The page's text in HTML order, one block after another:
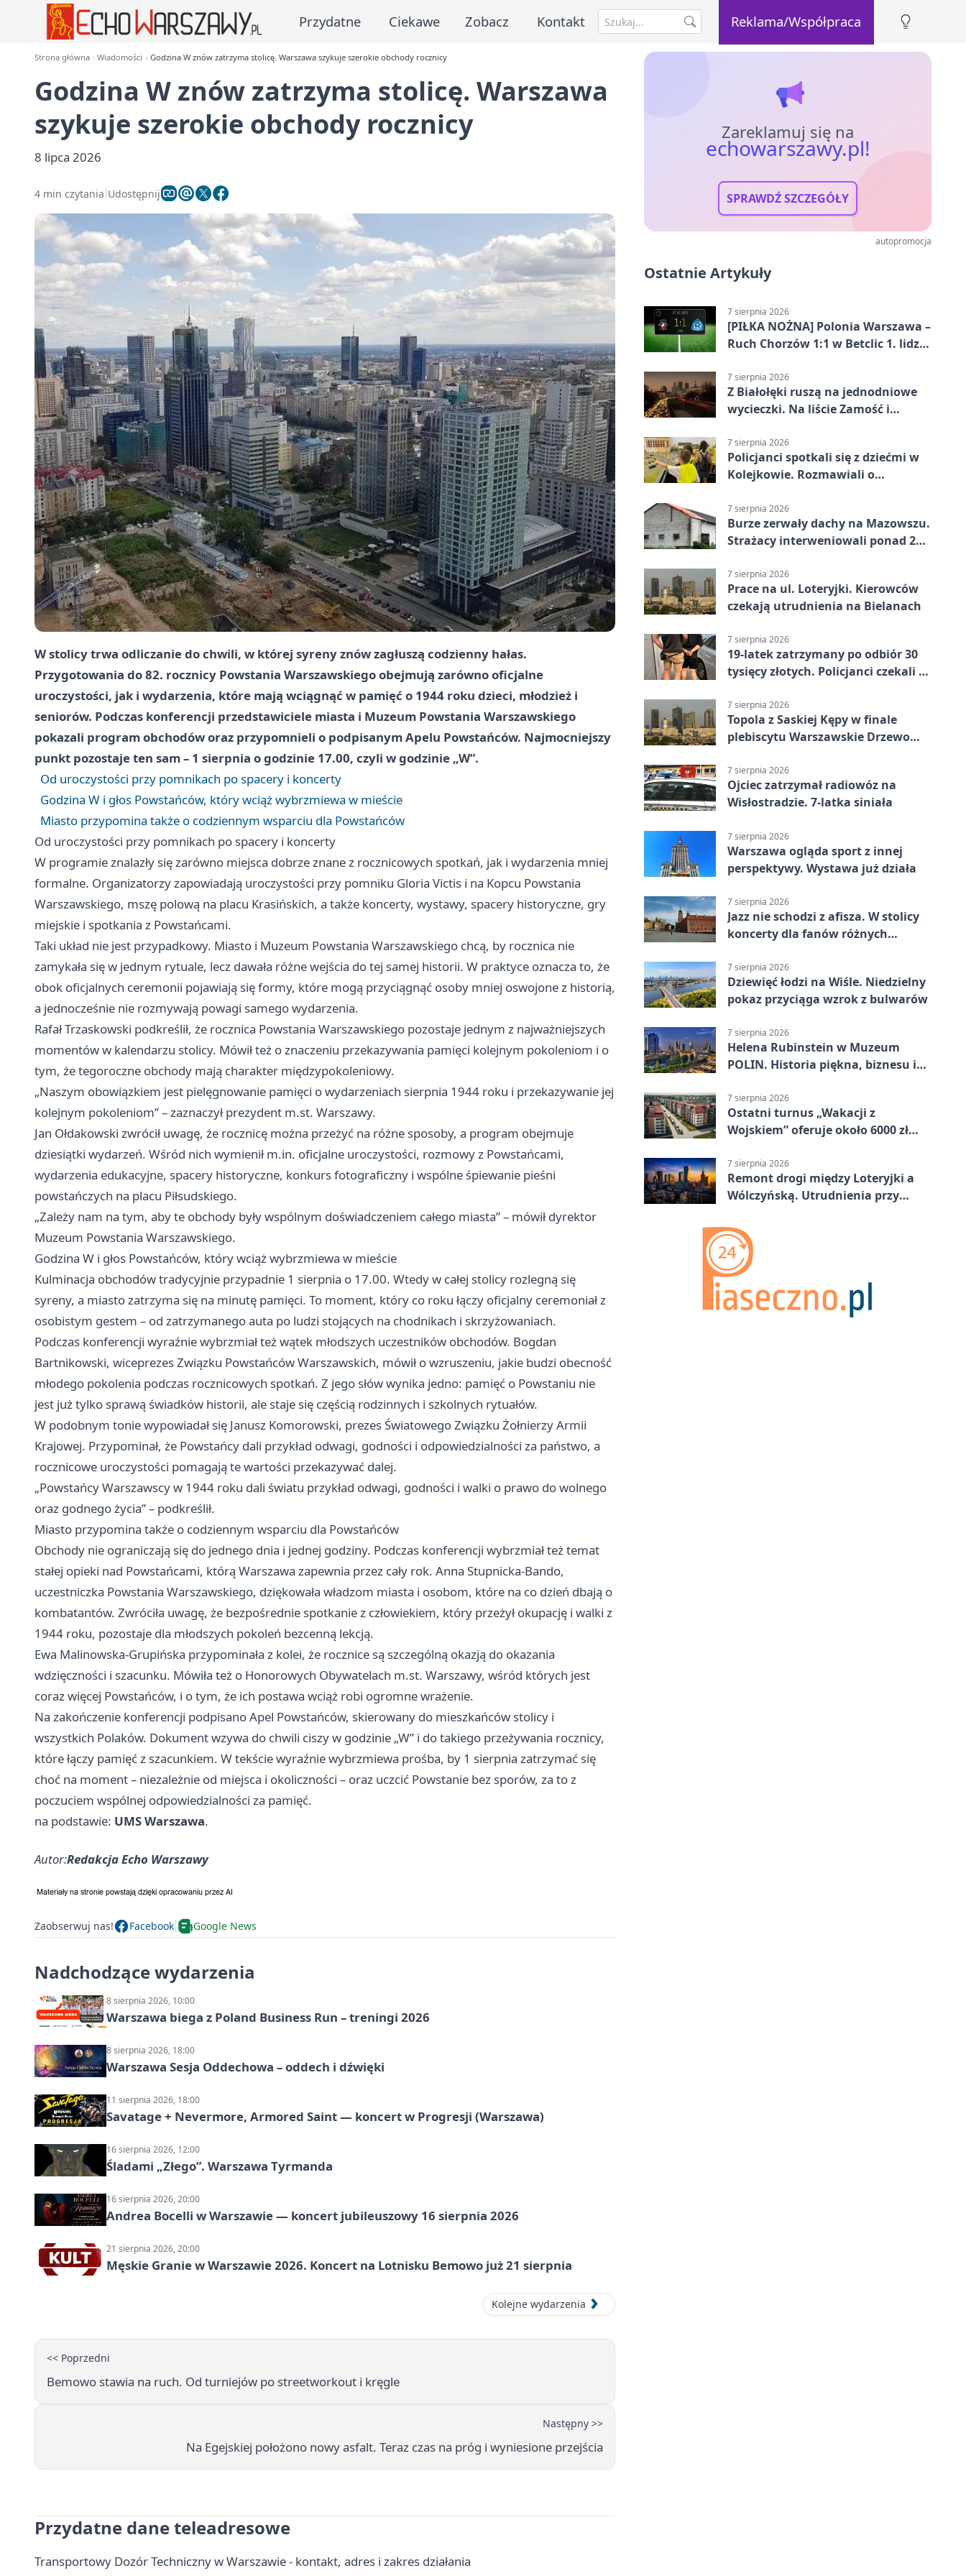
Przydatne Ciekawe Zobacz Kontakt Reklama/Współpraca
Strona główna Wiadomości Godzina W znów zatrzyma stolicę. Warszawa szykuje szerokie obchody rocznicy
Godzina W znów zatrzyma stolicę. Warszawa
szykuje szerokie obchody rocznicy
8 lipca 2026
4 min czytania Udostępnij
W stolicy trwa odliczanie do chwili, w której syreny znów zagłuszą codzienny hałas.
Przygotowania do 82. rocznicy Powstania Warszawskiego obejmują zarówno oficjalne
uroczystości, jak i wydarzenia, które mają wciągnąć w pamięć o 1944 roku dzieci, młodzież i
seniorów. Podczas konferencji przedstawiciele miasta i Muzeum Powstania Warszawskiego
pokazali program obchodów oraz przypomnieli o podpisanym Apelu Powstańców. Najmocniejszy
punkt pozostaje ten sam – 1 sierpnia o godzinie 17.00, czyli w godzinie „W”.
Od uroczystości przy pomnikach po spacery i koncerty
Godzina W i głos Powstańców, który wciąż wybrzmiewa w mieście
Miasto przypomina także o codziennym wsparciu dla Powstańców
Od uroczystości przy pomnikach po spacery i koncerty
W programie znalazły się zarówno miejsca dobrze znane z rocznicowych spotkań, jak i wydarzenia mniej
formalne. Organizatorzy zapowiadają uroczystości przy pomniku Gloria Victis i na Kopcu Powstania
Warszawskiego, mszę polową na placu Krasińskich, a także koncerty, wystawy, spacery historyczne, gry
miejskie i spotkania z Powstańcami.
Taki układ nie jest przypadkowy. Miasto i Muzeum Powstania Warszawskiego chcą, by rocznica nie
zamykała się w jednym rytuale, lecz dawała różne wejścia do tej samej historii. W praktyce oznacza to, że
obok oficjalnych ceremonii pojawiają się formy, które mogą przyciągnąć osoby mniej oswojone z historią,
a jednocześnie nie rozmywają powagi samego wydarzenia.
Rafał Trzaskowski podkreślił, że rocznica Powstania Warszawskiego pozostaje jednym z najważniejszych
momentów w kalendarzu stolicy. Mówił też o znaczeniu przekazywania pamięci kolejnym pokoleniom i o
tym, że tegoroczne obchody mają charakter międzypokoleniowy.
„Naszym obowiązkiem jest pielęgnowanie pamięci o wydarzeniach sierpnia 1944 roku i przekazywanie jej
kolejnym pokoleniom” – zaznaczył prezydent m.st. Warszawy.
Jan Ołdakowski zwrócił uwagę, że rocznicę można przeżyć na różne sposoby, a program obejmuje
dziesiątki wydarzeń. Wśród nich wymienił m.in. oficjalne uroczystości, rozmowy z Powstańcami,
wydarzenia edukacyjne, spacery historyczne, konkurs fotograficzny i wspólne śpiewanie pieśni
powstańczych na placu Piłsudskiego.
„Zależy nam na tym, aby te obchody były wspólnym doświadczeniem całego miasta” – mówił dyrektor
Muzeum Powstania Warszawskiego.
Godzina W i głos Powstańców, który wciąż wybrzmiewa w mieście
Kulminacja obchodów tradycyjnie przypadnie 1 sierpnia o 17.00. Wtedy w całej stolicy rozlegną się
syreny, a miasto zatrzyma się na minutę pamięci. To moment, który co roku łączy oficjalny ceremoniał z
osobistym gestem – od zatrzymanego auta po ludzi stojących na chodnikach i skrzyżowaniach.
Podczas konferencji wyraźnie wybrzmiał też wątek młodszych uczestników obchodów. Bogdan
Bartnikowski, wiceprezes Związku Powstańców Warszawskich, mówił o wzruszeniu, jakie budzi obecność
młodego pokolenia podczas rocznicowych spotkań. Z jego słów wynika jedno: pamięć o Powstaniu nie
jest już tylko sprawą świadków historii, ale staje się częścią rodzinnych i szkolnych rytuałów.
W podobnym tonie wypowiadał się Janusz Komorowski, prezes Światowego Związku Żołnierzy Armii
Krajowej. Przypominał, że Powstańcy dali przykład odwagi, godności i odpowiedzialności za państwo, a
rocznicowe uroczystości pomagają te wartości przekazywać dalej.
„Powstańcy Warszawscy w 1944 roku dali światu przykład odwagi, godności i walki o prawo do wolnego
oraz godnego życia” – podkreślił.
Miasto przypomina także o codziennym wsparciu dla Powstańców
Obchody nie ograniczają się do jednego dnia i jednej godziny. Podczas konferencji wybrzmiał też temat
stałej opieki nad Powstańcami, którą Warszawa zapewnia przez cały rok. Anna Stupnicka-Bando,
uczestniczka Powstania Warszawskiego, dziękowała władzom miasta i osobom, które na co dzień dbają o
kombatantów. Zwróciła uwagę, że bezpośrednie spotkanie z człowiekiem, który przeżył okupację i walki z
1944 roku, pozostaje dla młodszych pokoleń bezcenną lekcją.
Ewa Malinowska-Grupińska przypominała z kolei, że rocznice są szczególną okazją do okazania
wdzięczności i szacunku. Mówiła też o Honorowych Obywatelach m.st. Warszawy, wśród których jest
coraz więcej Powstańców, i o tym, że ich postawa wciąż robi ogromne wrażenie.
Na zakończenie konferencji podpisano Apel Powstańców, skierowany do mieszkańców stolicy i
wszystkich Polaków. Dokument wzywa do chwili ciszy w godzinie „W” i do takiego przeżywania rocznicy,
które łączy pamięć z szacunkiem. W tekście wyraźnie wybrzmiewa prośba, by 1 sierpnia zatrzymać się
choć na moment – niezależnie od miejsca i okoliczności – oraz uczcić Powstanie bez sporów, za to z
poczuciem wspólnej odpowiedzialności za pamięć.
na podstawie: UMS Warszawa.
Autor:Redakcja Echo Warszawy
Zaobserwuj nas! Facebook Google News
Nadchodzące wydarzenia
8 sierpnia 2026, 10:00
Warszawa biega z Poland Business Run – treningi 2026
8 sierpnia 2026, 18:00
Warszawa Sesja Oddechowa – oddech i dźwięki
11 sierpnia 2026, 18:00
Savatage + Nevermore, Armored Saint — koncert w Progresji (Warszawa)
16 sierpnia 2026, 12:00
Śladami „Złego”. Warszawa Tyrmanda
16 sierpnia 2026, 20:00
Andrea Bocelli w Warszawie — koncert jubileuszowy 16 sierpnia 2026
21 sierpnia 2026, 20:00
Męskie Granie w Warszawie 2026. Koncert na Lotnisku Bemowo już 21 sierpnia
Kolejne wydarzenia
<< Poprzedni
Bemowo stawia na ruch. Od turniejów po streetworkout i kręgle
Następny >>
Na Egejskiej położono nowy asfalt. Teraz czas na próg i wyniesione przejścia
Przydatne dane teleadresowe
Transportowy Dozór Techniczny w Warszawie - kontakt, adres i zakres działania
Zareklamuj się na
echowarszawy.pl!
SPRAWDŹ SZCZEGÓŁY
autopromocja
Ostatnie Artykuły
7 sierpnia 2026
[PIŁKA NOŻNA] Polonia Warszawa –
Ruch Chorzów 1:1 w Betclic 1. lidze.
7 sierpnia 2026
Z Białołęki ruszą na jednodniowe
wycieczki. Na liście Zamość i
7 sierpnia 2026
Policjanci spotkali się z dziećmi w
Kolejkowie. Rozmawiali o
7 sierpnia 2026
Burze zerwały dachy na Mazowszu.
Strażacy interweniowali ponad 250
7 sierpnia 2026
Prace na ul. Loteryjki. Kierowców
czekają utrudnienia na Bielanach
7 sierpnia 2026
19-latek zatrzymany po odbiór 30
tysięcy złotych. Policjanci czekali w
7 sierpnia 2026
Topola z Saskiej Kępy w finale
plebiscytu Warszawskie Drzewo
7 sierpnia 2026
Ojciec zatrzymał radiowóz na
Wisłostradzie. 7-latka siniała
7 sierpnia 2026
Warszawa ogląda sport z innej
perspektywy. Wystawa już działa
7 sierpnia 2026
Jazz nie schodzi z afisza. W stolicy
koncerty dla fanów różnych
7 sierpnia 2026
Dziewięć łodzi na Wiśle. Niedzielny
pokaz przyciąga wzrok z bulwarów
7 sierpnia 2026
Helena Rubinstein w Muzeum
POLIN. Historia piękna, biznesu i
7 sierpnia 2026
Ostatni turnus „Wakacji z
Wojskiem” oferuje około 6000 zł
7 sierpnia 2026
Remont drogi między Loteryjki a
Wólczyńską. Utrudnienia przy